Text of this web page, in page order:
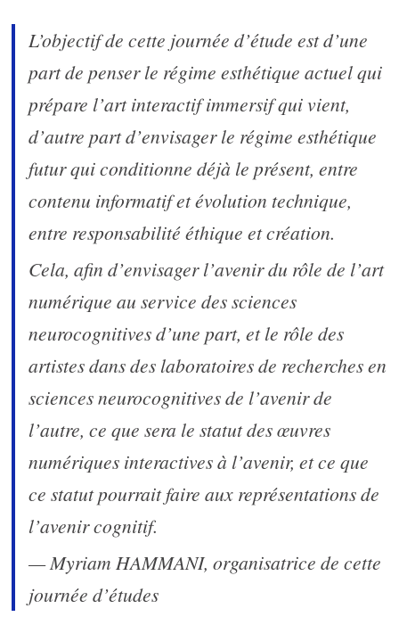
L’objectif de cette journée d’étude est d’une
part de penser le régime esthétique actuel qui
prépare l’art interactif immersif qui vient,
d’autre part d’envisager le régime esthétique
futur qui conditionne déjà le présent, entre
contenu informatif et évolution technique,
entre responsabilité éthique et création.
Cela, afin d’envisager l’avenir du rôle de l’art
numérique au service des sciences
neurocognitives d’une part, et le rôle des
artistes dans des laboratoires de recherches en
sciences neurocognitives de l’avenir de
l’autre, ce que sera le statut des œuvres
numériques interactives à l’avenir, et ce que
ce statut pourrait faire aux représentations de
l’avenir cognitif.
— Myriam HAMMANI, organisatrice de cette
journée d’études